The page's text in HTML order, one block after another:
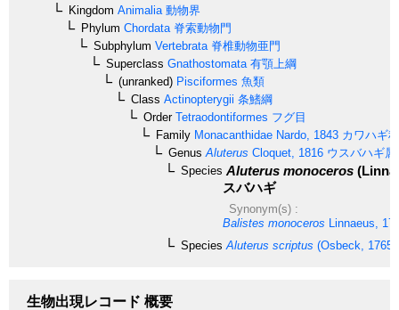
Kingdom Animalia 動物界
Phylum Chordata 脊索動物門
Subphylum Vertebrata 脊椎動物亜門
Superclass Gnathostomata 有顎上綱
(unranked) Pisciformes 魚類
Class Actinopterygii 条鰭綱
OrderTetraodontiformes フグ目
Family Monacanthidae Nardo, 1843 カワハギ科
Genus Aluterus Cloquet, 1816 ウスバハギ属
Species Aluterus monoceros
スバハギ
Synonym(s) :
Balistes monoceros Linnaeus,
Species Aluterus scriptus (Osbeck, 1765)
生物出現レコード 概要